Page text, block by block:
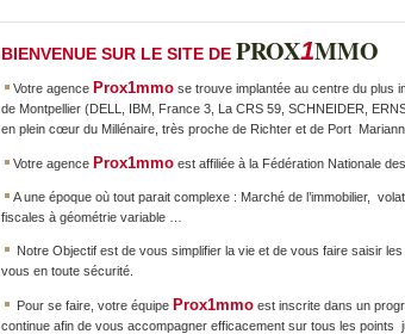
BIENVENUE SUR LE SITE DE PROX1MMO
Votre agence Prox1mmo se trouve implantée au centre du plus
de Montpellier (DELL, IBM, France 3, La CRS 59, SCHNEIDER,
en plein cœur du Millénaire, très proche de Richter et de Port
Votre agence Prox1mmo est affiliée à la Fédération Nationale
A une époque où tout parait complexe : Marché de l’immobilier,
fiscales à géométrie variable …
Notre Objectif est de vous simplifier la vie et de vous faire saisir
vous en toute sécurité.
Pour se faire, votre équipe Prox1mmo est inscrite dans un
continue afin de vous accompagner efficacement sur tous les points